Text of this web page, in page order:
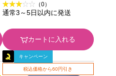
３００ｍｌ 花王
（0）
通常3～5日以内に発送
カートに入れる
キャンペーン
税込価格から60円引き